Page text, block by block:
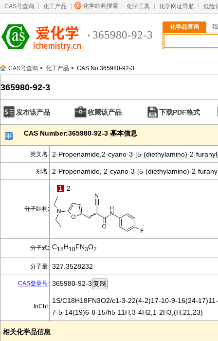
CAS号查询 化工产品 化学结构搜索 化学工具 化学网址导航 危险
365980-92-3
化学品查询
CAS号查询 > 化工产品 > CAS No.365980-92-3
365980-92-3
发布该产品 收藏该产品 下载PDF格式
CAS Number:365980-92-3 基本信息
英文名: 2-Propenamide,2-cyano-3-[5-(diethylamino)-2-
别名: 2-Propenamide, 2-cyano-3-[5-(diethylamino)-2-
分子结构:
1 2
分子式: C18H18FN3O2
分子量: 327.3528232
CAS登录号: 365980-92-3
InChI:
1S/C18H18FN3O2/c1-3-22(4-2)17-10-9-16(24-
7-5-14(19)6-8-15/h5-11H,3-4H2,1-2H3,(H,21,23)
相关化学品信息